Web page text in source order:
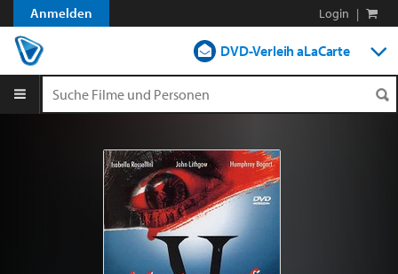
Anmelden Login |
DVD-Verleih aLaCarte
Shop
Blog